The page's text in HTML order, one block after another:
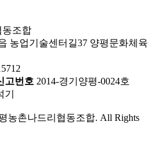
동조합
농업기술센터길37 양평문화체육
고번호 2014-경기양평-0024호
농촌나드리협동조합. All Rights